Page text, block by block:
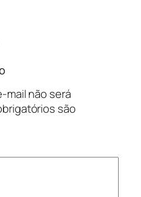
mail não será
são